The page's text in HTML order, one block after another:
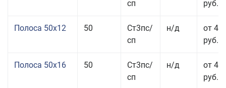
сп
руб.
Полоса 50x12 50
Ст3пс/
сп
н/д
от 44
руб.
Полоса 50x16 50
Ст3пс/
сп
н/д
от 49
руб.